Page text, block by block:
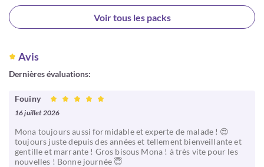
Choisir
Voir tous les packs
Avis
Dernières évaluations:
Fouiny
16 juillet 2026
Mona toujours aussi formidable et experte de malade ! 😍
toujours juste depuis des années et tellement bienveillante et
gentille et marrante ! Gros bisous Mona ! à très vite pour les
nouvelles ! Bonne journée 😇